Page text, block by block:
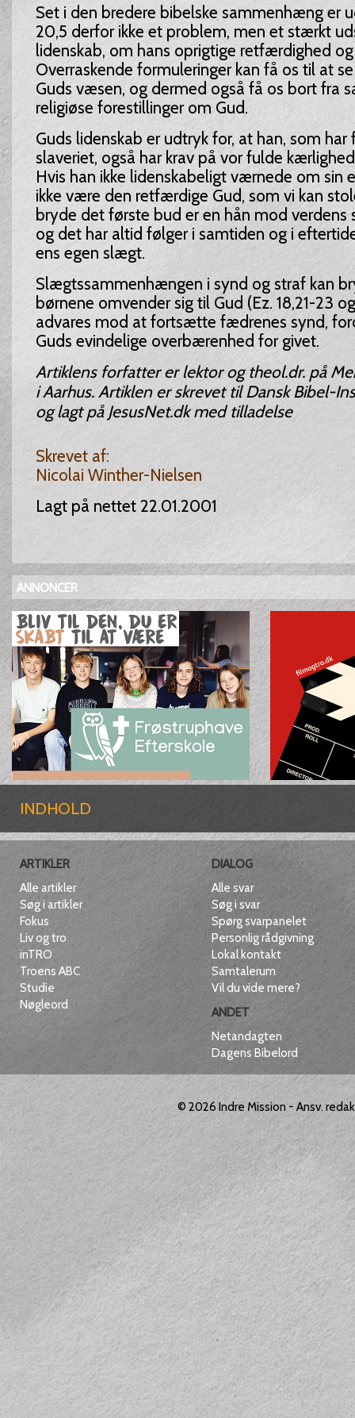
Set i den bredere bibelske sammenhæng er
20,5 derfor ikke et problem, men et stærkt
lidenskab, om hans oprigtige retfærdighed
Overraskende formuleringer kan få os til at
Guds væsen, og dermed også få os bort fra
religiøse forestillinger om Gud.
Guds lidenskab er udtryk for, at han, som har
slaveriet, også har krav på vor fulde
Hvis han ikke lidenskabeligt værnede om sin
ikke være den retfærdige Gud, som vi kan
bryde det første bud er en hån mod verdens
og det har altid følger i samtiden og i
ens egen slægt.
Slægtssammenhængen i synd og straf kan
børnene omvender sig til Gud (Ez. 18,21-23
advares mod at fortsætte fædrenes synd,
Guds evindelige overbærenhed for givet.
Artiklens forfatter er lektor og theol.dr. på
i Aarhus. Artiklen er skrevet til Dansk Bibel-
og lagt på JesusNet.dk med tilladelse
Skrevet af:
Nicolai Winther-Nielsen
Lagt på nettet 22.01.2001
ANNONCER
INDHOLD
ARTIKLER
Alle artikler
Søg i artikler
Fokus
Liv og tro
inTRO
Troens ABC
Studie
Nøgleord
DIALOG
Alle svar
Søg i svar
Spørg svarpanelet
Personlig rådgivning
Lokal kontakt
Samtalerum
Vil du vide mere?
ANDET
Netandagten
Dagens Bibelord
© 2026 Indre Mission - Ansv.